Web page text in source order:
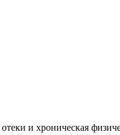
и хроническая